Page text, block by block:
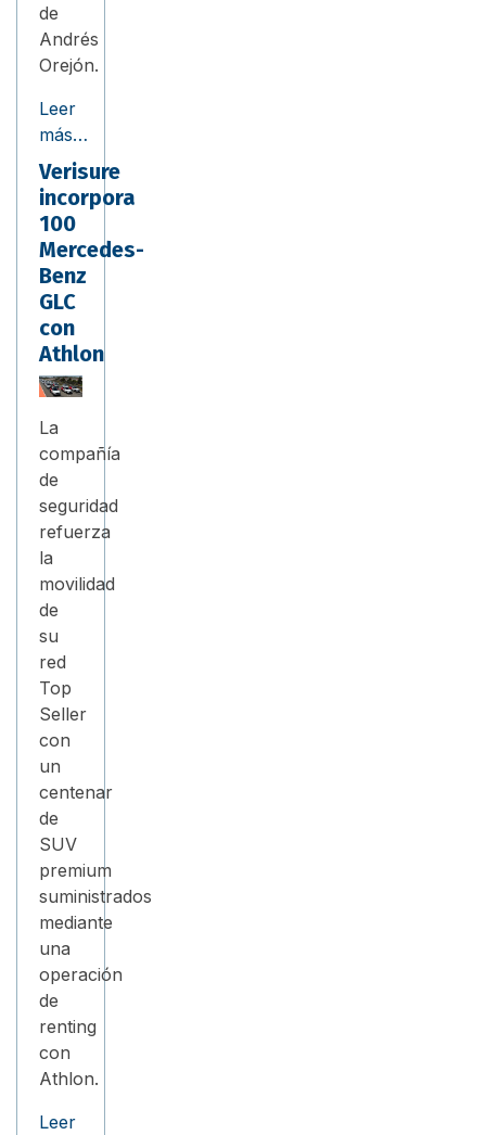
de
Andrés
Orejón.
Leer
más…
Verisure
incorpora
100
Mercedes-
Benz
GLC
con
Athlon
La
compañía
de
seguridad
refuerza
la
movilidad
de
su
red
Top
Seller
con
un
centenar
de
SUV
premium
suministrados
mediante
una
operación
de
renting
con
Athlon.
Leer